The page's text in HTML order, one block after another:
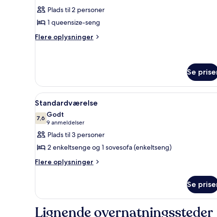
af
Standard
Double
Room
anmeldelse)
Plads til 2 personer
1 queensize-seng
Flere oplysninger
Flere
Room
Se
Indlæs
alle
billeder
af
Standardværelse
Et hotelværelse med to
5
Standardværelse
7,67,6 ud af 10
Godt
9 anmeldelser
(9
anmeldelser)
Plads til 3 personer
2 enkeltsenge og 1 sovesofa (enkeltseng)
Flere oplysninger
Flere
Se
Lignende overnatningssteder